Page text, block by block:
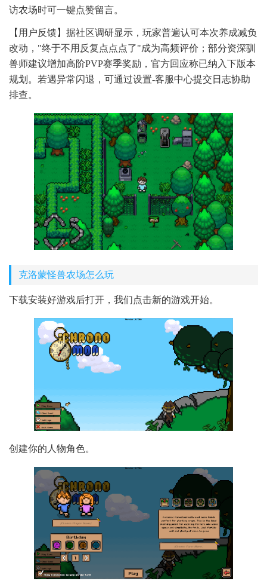
访农场时可一键点赞留言。
【用户反馈】据社区调研显示，玩家普遍认可本次养成减负
改动，"终于不用反复点点点了"成为高频评价；部分资深驯
兽师建议增加高阶PVP赛季奖励，官方回应称已纳入下版本
规划。若遇异常闪退，可通过设置-客服中心提交日志协助
排查。
克洛蒙怪兽农场怎么玩
下载安装好游戏后打开，我们点击新的游戏开始。
创建你的人物角色。